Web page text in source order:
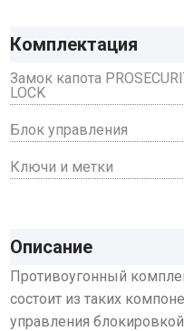
Комплектация
Замок капота
LOCK
Блок управления
Ключи и метки
Описание
Противоугонный
состоит из таких
управления